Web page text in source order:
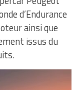
d’Endurance
ainsi que
issus du